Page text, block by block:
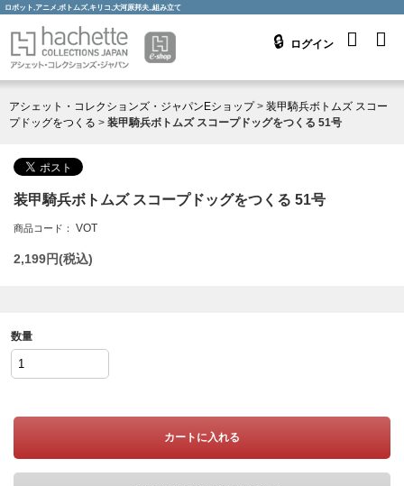
ロボット,アニメ,ボトムズ,キリコ,大河原邦夫,,組み立て
ログイン
アシェット・コレクションズ・ジャパンEショップ> 装甲騎兵ボトムズ スコー
プドッグをつくる > 装甲騎兵ボトムズ スコープドッグをつくる 51号
装甲騎兵ボトムズ スコープドッグをつくる 51号
商品コード： VOT
2,199円(税込)
数量
カートに入れる